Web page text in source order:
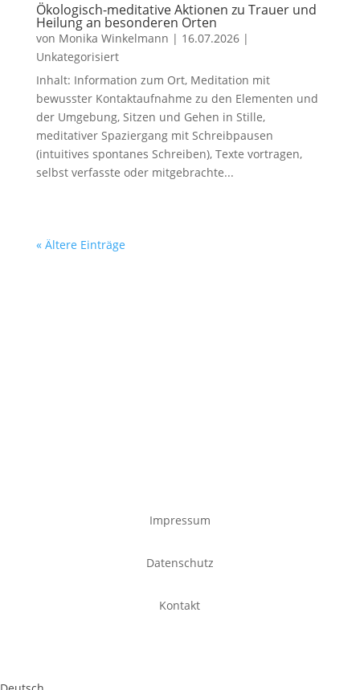
Ökologisch-meditative Aktionen zu Trauer und
Heilung an besonderen Orten
von Monika Winkelmann | 16.07.2026|
Unkategorisiert
Inhalt: Information zum Ort, Meditation mit
bewusster Kontaktaufnahme zu den Elementen und
der Umgebung, Sitzen und Gehen in Stille,
meditativer Spaziergang mit Schreibpausen
(intuitives spontanes Schreiben), Texte vortragen,
selbst verfasste oder mitgebrachte...
« Ältere Einträge
Impressum
Datenschutz
Kontakt